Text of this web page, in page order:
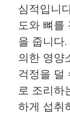
심적입니
도와 뼈를
을 줍니다
의한 영양
걱정을 덜
로 조리하
하게 섭취